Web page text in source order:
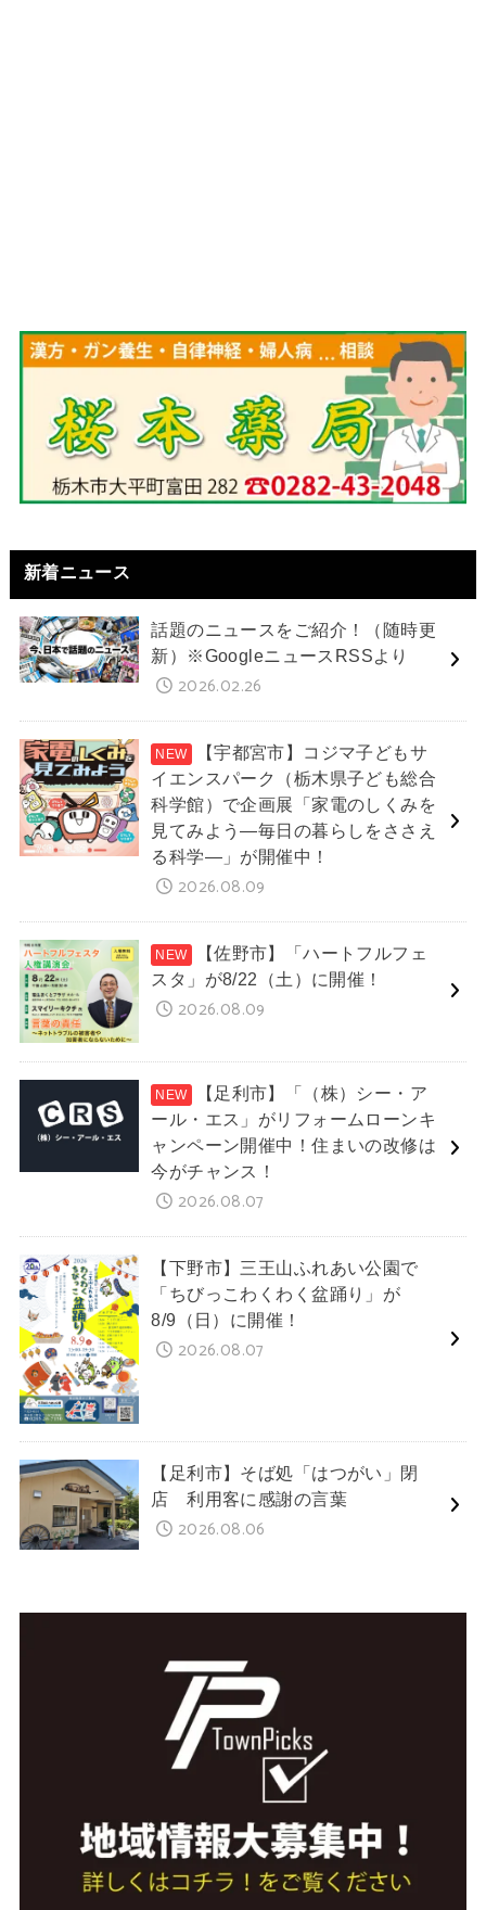
新着ニュース
話題のニュースをご紹介！（随時更
新）※GoogleニュースRSSより
2026.02.26
【宇都宮市】コジマ子どもサ
イエンスパーク（栃木県子ども総合
科学館）で企画展「家電のしくみを
見てみよう―毎日の暮らしをささえ
る科学―」が開催中！
2026.08.09
【佐野市】「ハートフルフェ
スタ」が8/22（土）に開催！
2026.08.09
【足利市】「（株）シー・ア
ール・エス」がリフォームローンキ
ャンペーン開催中！住まいの改修は
今がチャンス！
2026.08.07
【下野市】三王山ふれあい公園で
「ちびっこわくわく盆踊り」が
8/9（日）に開催！
2026.08.07
【足利市】そば処「はつがい」閉
店 利用客に感謝の言葉
2026.08.06